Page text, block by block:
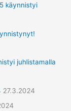
käynnistyi
juhlistamalla
27.3.2024